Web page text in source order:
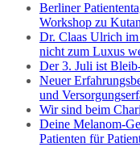
Berliner
Workshop zu
Dr. Claas Ulrich
nicht zum Luxus
Der 3. Juli ist
Neuer
und
Wir sind beim
Deine Melanom-
Patienten für